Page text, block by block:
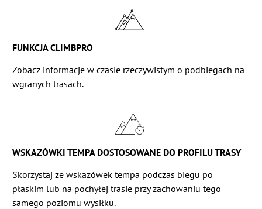
FUNKCJA CLIMBPRO
Zobacz informacje w czasie rzeczywistym o podbiegach na
wgranych trasach.
WSKAZÓWKI TEMPA DOSTOSOWANE DO PROFILU TRASY
Skorzystaj ze wskazówek tempa podczas biegu po
płaskim lub na pochyłej trasie przy zachowaniu tego
samego poziomu wysiłku.